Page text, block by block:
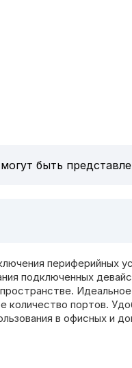
быть
периферийных
подключенных
количество портов.
в офисных и